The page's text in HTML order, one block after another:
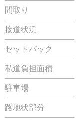
間取り
接道状況
セットバック
私道負担面積
駐車場
路地状部分